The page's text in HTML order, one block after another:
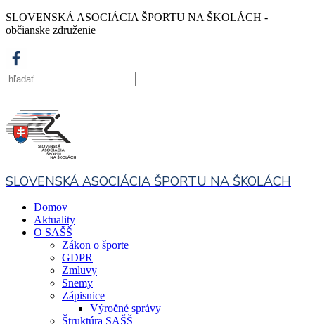
SLOVENSKÁ ASOCIÁCIA ŠPORTU NA ŠKOLÁCH -
občianske združenie
SLOVENSKÁ ASOCIÁCIA ŠPORTU NA ŠKOLÁCH
Domov
Aktuality
O SAŠŠ
Zákon o športe
GDPR
Zmluvy
Snemy
Zápisnice
Výročné správy
Štruktúra SAŠŠ